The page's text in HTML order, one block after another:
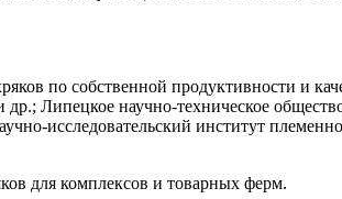
по собственной продуктивности и
Липецкое научно-техническое общество
исследовательский институт
для комплексов и товарных ферм.